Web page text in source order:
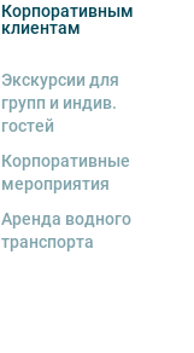
Корпоративным
клиентам
Экскурсии для
групп и индив.
гостей
Корпоративные
мероприятия
Аренда водного
транспорта